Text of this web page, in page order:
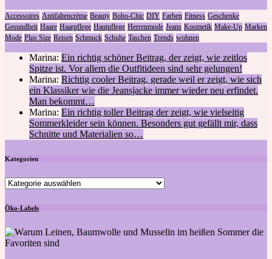
Accessoires Antifaltencrème Beauty Boho-Chic DIY Farben Fitness Geschenke
Gesundheit Haare Haarpflege Hautpflege Herrenmode Jeans Kosmetik Make-Up Marken
Mode Plus Size Reisen Schmuck Schuhe Taschen Trends wohnen
Marina: Ein richtig schöner Beitrag, der zeigt, wie zeitlos
Spitze ist. Vor allem die Outfitideen sind sehr gelungen!
Marina: Richtig cooler Beitrag, gerade weil er zeigt, wie sich
ein Klassiker wie die Jeansjacke immer wieder neu erfindet.
Man bekommt…
Marina: Ein richtig toller Beitrag der zeigt, wie vielseitig
Sommerkleider sein können. Besonders gut gefällt mir, dass
Schnitte und Materialien so…
Kategorien
Kategorien
Öko-Labels